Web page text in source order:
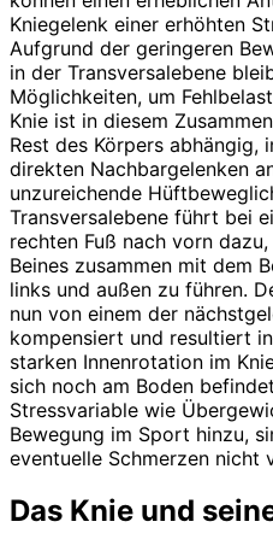
Kniegelenk einer erhöhten
Aufgrund der geringeren
in der Transversalebene
Möglichkeiten, um
Knie ist in diesem
Rest des Körpers abhängig,
direkten Nachbar­gelenken
unzureichende
Transversalebene führt bei
rechten Fuß nach vorn
Beines zusammen mit dem
links und außen zu führen.
nun von einem der
kompensiert und resultiert
starken Innenrotation im
sich noch am Boden
Stressvariable wie
Bewegung im Sport hinzu,
eventuelle Schmerzen nicht
Das Knie und